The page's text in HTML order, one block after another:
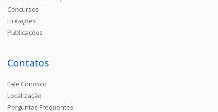
Concursos
Licitações
Publicações
Contatos
Fale Conosco
Localização
Perguntas Frequentes